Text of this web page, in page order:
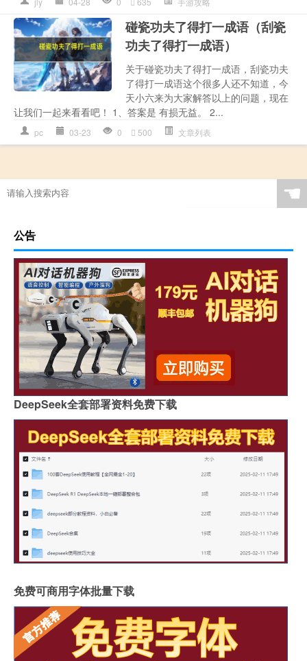
碰瓷功夫了得打一成语（刮瓷
功夫了得打一成语）
关于碰瓷功夫了得打一成语，刮瓷功夫
了得打一成语这个很多人还不知道，今
天小六来为大家解答以上的问题，现在
让我们一起来看看吧！ 1、答案是 有损无益。 2...
pc 03-23 0 500 文章列表
☚
公告
DeepSeek全套部署资料免费下载
免费可商用字体批量下载